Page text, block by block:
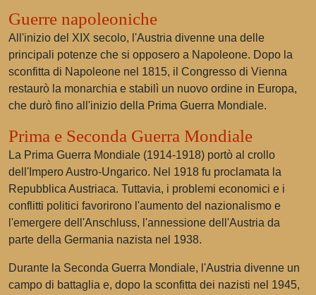
Guerre napoleoniche
All'inizio del XIX secolo, l'Austria divenne una delle
principali potenze che si opposero a Napoleone. Dopo la
sconfitta di Napoleone nel 1815, il Congresso di Vienna
restaurò la monarchia e stabilì un nuovo ordine in Europa,
che durò fino all'inizio della Prima Guerra Mondiale.
Prima e Seconda Guerra Mondiale
La Prima Guerra Mondiale (1914-1918) portò al crollo
dell'Impero Austro-Ungarico. Nel 1918 fu proclamata la
Repubblica Austriaca. Tuttavia, i problemi economici e i
conflitti politici favorirono l'aumento del nazionalismo e
l'emergere dell'Anschluss, l'annessione dell'Austria da
parte della Germania nazista nel 1938.
Durante la Seconda Guerra Mondiale, l'Austria divenne un
campo di battaglia e, dopo la sconfitta dei nazisti nel 1945,